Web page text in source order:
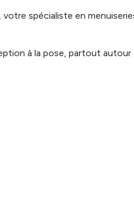
, votre spécialiste en
à la pose, partout autour